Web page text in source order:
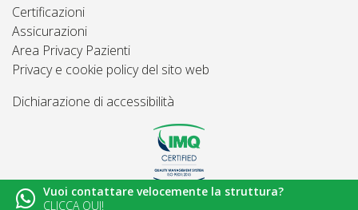
Certificazioni
Assicurazioni
Area Privacy Pazienti
Privacy e cookie policy del sito web
Dichiarazione di accessibilità
© 2026Martini Centro Medico - Lucca
Vuoi contattare velocemente la struttura?
CLICCA QUI!